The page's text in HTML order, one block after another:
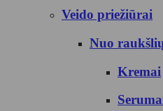
Veido priežiūrai
Nuo
Kremai